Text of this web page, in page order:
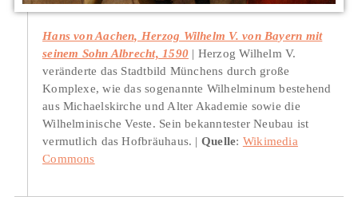
Hans von Aachen, Herzog Wilhelm V. von Bayern mit
seinem Sohn Albrecht, 1590
Herzog Wilhelm V.
veränderte das Stadtbild Münchens durch große
Komplexe, wie das sogenannte Wilhelminum bestehend
aus Michaelskirche und Alter Akademie sowie die
Wilhelminische Veste. Sein bekanntester Neubau ist
vermutlich das Hofbräuhaus.
Quelle: Wikimedia
Commons